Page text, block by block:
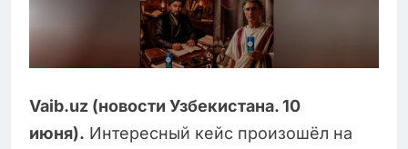
Vaib.uz (новости Узбекистана. 10
июня). Интересный кейс произошёл на